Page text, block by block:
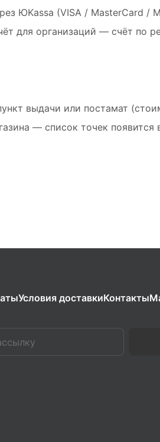
ЮKassa (VISA / MasterCard
для организаций — счёт по
выдачи или постамат
— список точек появится
Условия доставкиКонтакты